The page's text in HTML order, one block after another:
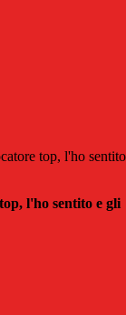
top, l'ho sentito
l'ho sentito e gli